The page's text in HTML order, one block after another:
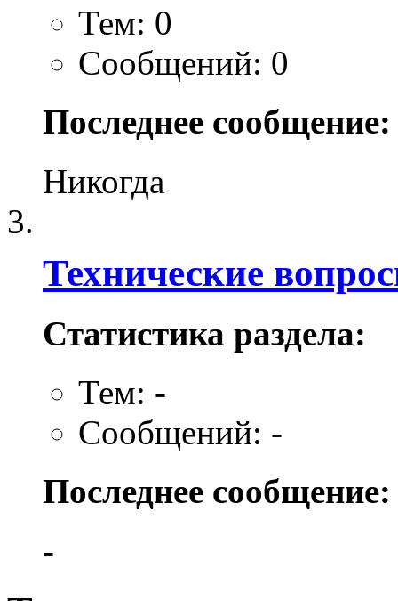
Тем: 0
Сообщений: 0
Последнее сообщение:
Никогда
Технические
Статистика раздела:
Тем: -
Сообщений: -
Последнее сообщение:
-